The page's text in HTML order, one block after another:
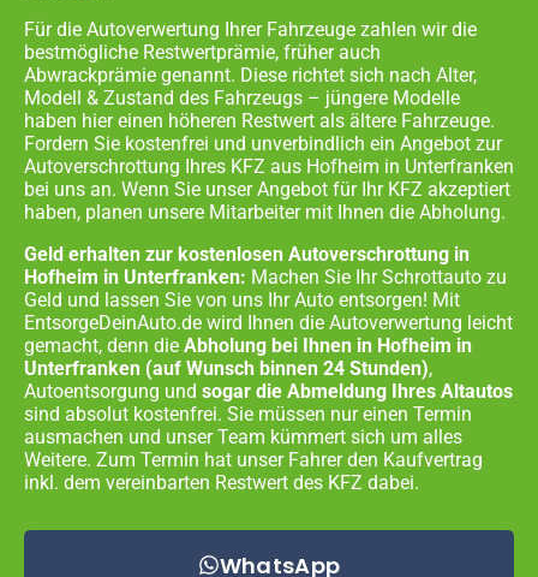
Für die Autoverwertung Ihrer Fahrzeuge zahlen wir die
bestmögliche Restwertprämie, früher auch
Abwrackprämie genannt. Diese richtet sich nach Alter,
Modell & Zustand des Fahrzeugs – jüngere Modelle
haben hier einen höheren Restwert als ältere Fahrzeuge.
Fordern Sie kostenfrei und unverbindlich ein Angebot zur
Autoverschrottung Ihres KFZ aus Hofheim in Unterfranken
bei uns an. Wenn Sie unser Angebot für Ihr KFZ akzeptiert
haben, planen unsere Mitarbeiter mit Ihnen die Abholung.
Geld erhalten zur kostenlosen Autoverschrottung in
Hofheim in Unterfranken: Machen Sie Ihr Schrottauto zu
Geld und lassen Sie von uns Ihr Auto entsorgen! Mit
EntsorgeDeinAuto.de wird Ihnen die Autoverwertung leicht
gemacht, denn die Abholung bei Ihnen in Hofheim in
Unterfranken (auf Wunsch binnen 24 Stunden),
Autoentsorgung und sogar die Abmeldung Ihres Altautos
sind absolut kostenfrei. Sie müssen nur einen Termin
ausmachen und unser Team kümmert sich um alles
Weitere. Zum Termin hat unser Fahrer den Kaufvertrag
inkl. dem vereinbarten Restwert des KFZ dabei.
WhatsApp